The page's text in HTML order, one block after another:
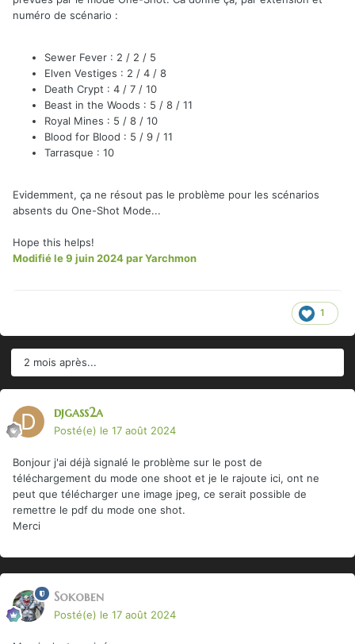
numéro de scénario :
Sewer Fever : 2 / 2 / 5
Elven Vestiges : 2 / 4 / 8
Death Crypt : 4 / 7 / 10
Beast in the Woods : 5 / 8 / 11
Royal Mines : 5 / 8 / 10
Blood for Blood : 5 / 9 / 11
Tarrasque : 10
Evidemment, ça ne résout pas le problème pour les scénarios
absents du One-Shot Mode...
Hope this helps!
Modifiéle 9 juin 2024par Yarchmon
1
2 mois après...
djgass2a
Posté(e) le 17 août 2024
Bonjour j'ai déjà signalé le problème sur le post de
téléchargement du mode one shoot et je le rajoute ici, ont ne
peut que télécharger une image jpeg, ce serait possible de
remettre le pdf du mode one shot.
Merci
Sokoben
Posté(e) le 17 août 2024